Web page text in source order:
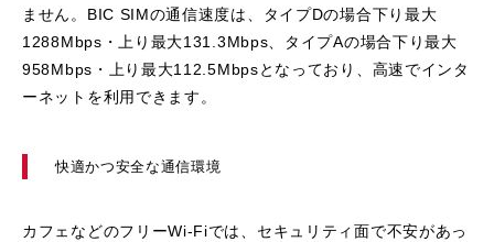
ません。BIC SIMの通信速度は、タイプDの場合下り最大
1288Mbps・上り最大131.3Mbps、タイプAの場合下り最大
958Mbps・上り最大112.5Mbpsとなっており、高速でインタ
ーネットを利用できます。
快適かつ安全な通信環境
カフェなどのフリーWi-Fiでは、セキュリティ面で不安があっ